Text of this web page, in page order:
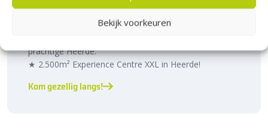
Bekijk voorkeuren
Heerde!
prachtige Heerde.
★ 2.500m² Experience Centre XXL in Heerde!
Kom gezellig langs!